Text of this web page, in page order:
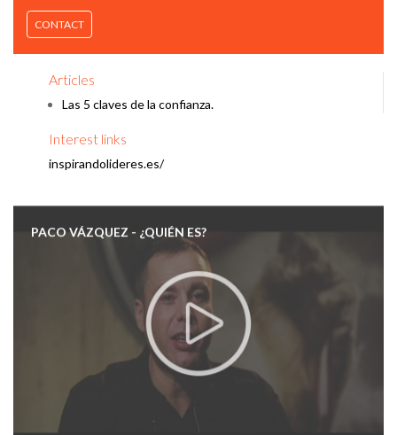
CONTACT
Articles
Las 5 claves de la confianza.
Interest links
inspirandolideres.es/
DE ÉLITE.
PACO VÁZQUEZ - ¿QUIÉN ES?